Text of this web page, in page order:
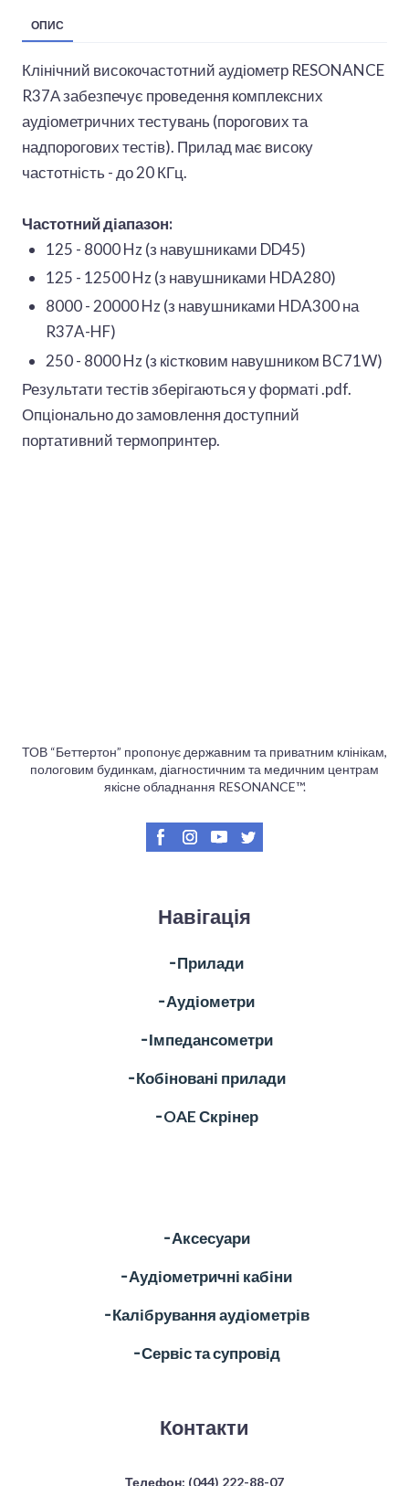
ОПИС
Клінічний високочастотний аудіометр RESONANCE
R37А забезпечує проведення комплексних
аудіометричних тестувань (порогових та
надпорогових тестів). Прилад має високу
частотність - до 20 КГц.
Частотний діапазон:
125 - 8000 Hz (з навушниками DD45)
125 - 12500 Hz (з навушниками HDA280)
8000 - 20000 Hz (з навушниками HDA300 на
R37A-HF)
250 - 8000 Hz (з кістковим навушником BC71W)
Результати тестів зберігаються у форматі .pdf.
Опціонально до замовлення доступний
портативний термопринтер.
ТОВ “Беттертон” пропонує державним та приватним клінікам,
пологовим будинкам, діагностичним та медичним центрам
якісне обладнання RESONANCE™.
Навігація
╶ Прилади
╶ Аудіометри
╶ Імпедансометри
╶ Кобіновані прилади
╶ OAE Скрінер
╶ Аксесуари
╶ Аудіометричні кабіни
╶ Калібрування аудіометрів
╶ Сервіс та супровід
Контакти
Телефон: (044) 222-88-07